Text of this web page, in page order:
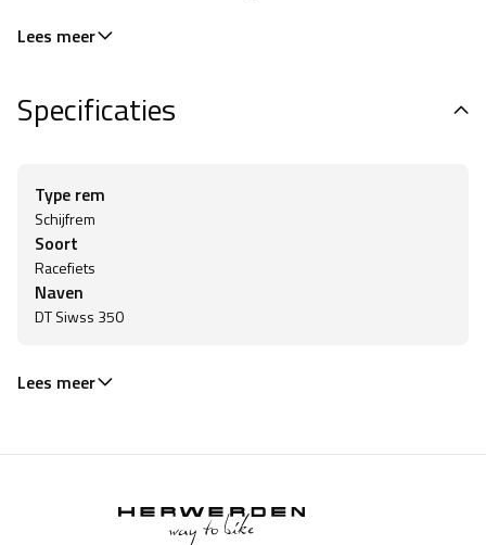
Lees meer
Specificaties
Type rem
Schijfrem
Soort
Racefiets
Naven
DT Siwss 350
Lees meer